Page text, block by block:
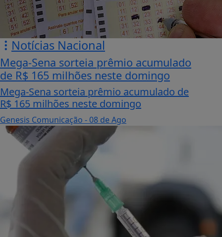
Notícias Nacional
Mega-Sena sorteia prêmio acumulado
de R$ 165 milhões neste domingo
Mega-Sena sorteia prêmio acumulado de
R$ 165 milhões neste domingo
Genesis Comunicação - 08 de Ago